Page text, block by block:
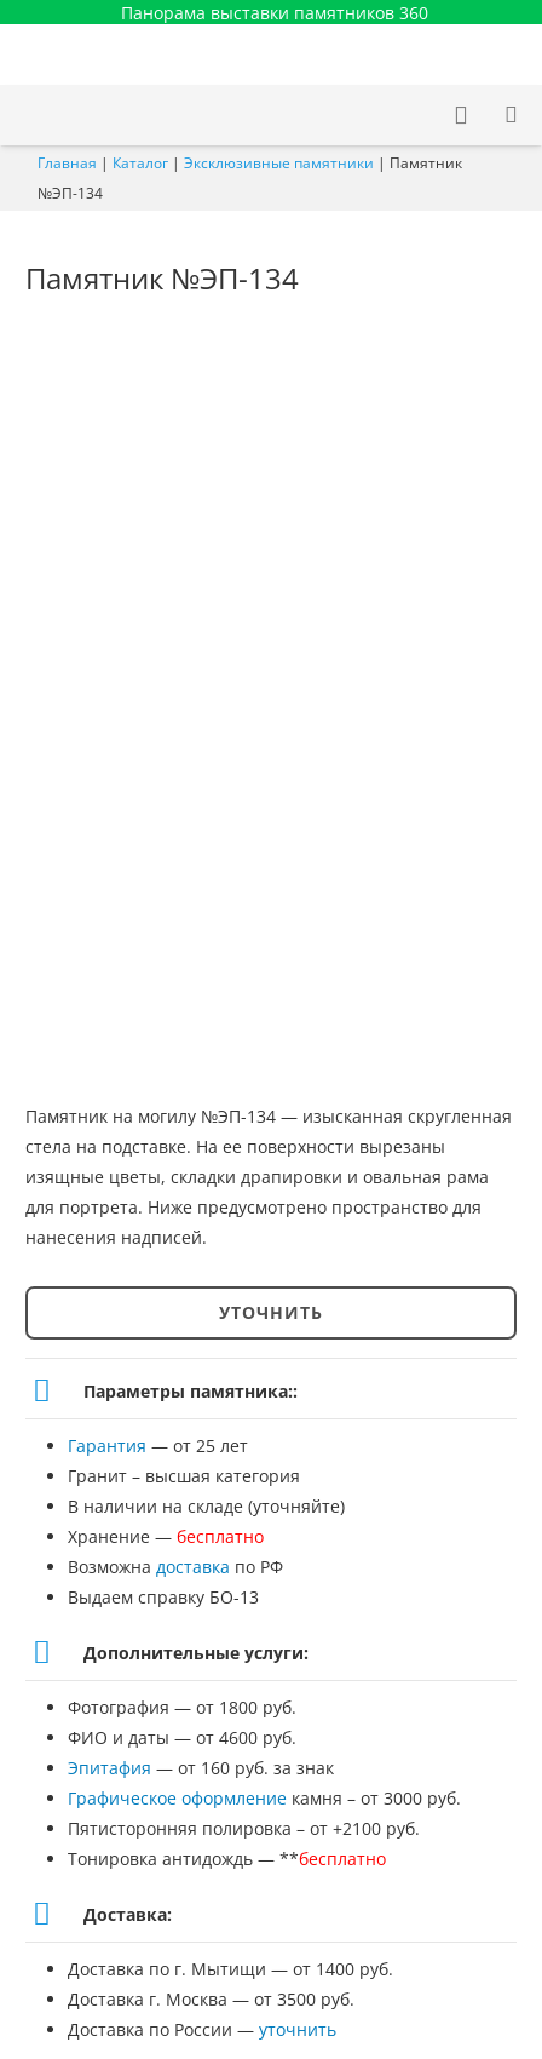
Панорама выставки памятников 360
Главная | Каталог | Эксклюзивные памятники | Памятник
№ЭП-134
Памятник №ЭП-134
Памятник на могилу №ЭП-134 — изысканная скругленная
стела на подставке. На ее поверхности вырезаны
изящные цветы, складки драпировки и овальная рама
для портрета. Ниже предусмотрено пространство для
нанесения надписей.
Количество
товара
Памятник
№ЭП-134
УТОЧНИТЬ
Параметры памятника::
Гарантия — от 25 лет
Гранит – высшая категория
В наличии на складе (уточняйте)
Хранение — бесплатно
Возможна доставка по РФ
Выдаем справку БО-13
Дополнительные услуги:
Фотография — от 1800 руб.
ФИО и даты — от 4600 руб.
Эпитафия — от 160 руб. за знак
Графическое оформление камня – от 3000 руб.
Пятисторонняя полировка – от +2100 руб.
Тонировка антидождь — **бесплатно
Доставка:
Доставка по г. Мытищи — от 1400 руб.
Доставка г. Москва — от 3500 руб.
Доставка по России — уточнить